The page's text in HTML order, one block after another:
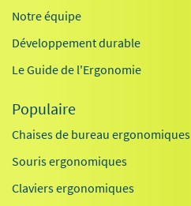
Notre équipe
Développement durable
Le Guide de l'Ergonomie
Populaire
Chaises de bureau ergonomiques
Souris ergonomiques
Claviers ergonomiques